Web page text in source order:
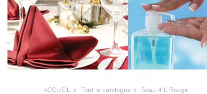
ACCUEIL Tout le catalogue Seau 4 L Rouge